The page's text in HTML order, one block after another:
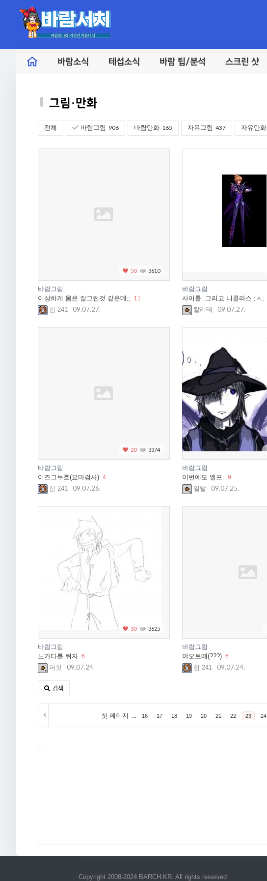
바람소식 테섭소식 바람 팁/분석 스크린 샷
그림·만화
전체 바람그림 906 바람만화 165 자유그림 437 자유만화
50 3610
바람그림
이상하게 몸은 잘그린것 같은데;;
11
힘 241 09.07.27.
바람그림
사이툴..그리고 니콜라스 ;ㅅ;
칼리테 09.07.27.
20 3374
바람그림
이즈그누흐(요마검사) 4
힘 241 09.07.26.
바람그림
이번에도 엘프.
9
일발 09.07.25.
30 3625
바람그림
노가다를 뛰자 6
퍼칫 09.07.24.
바람그림
야오토메(???) 6
힘 241 09.07.24.
검색
첫 페이지 16 17 18 19 20 21 22 23 24
Copyright 2008-2024 BARCH.KR. All rights reserved